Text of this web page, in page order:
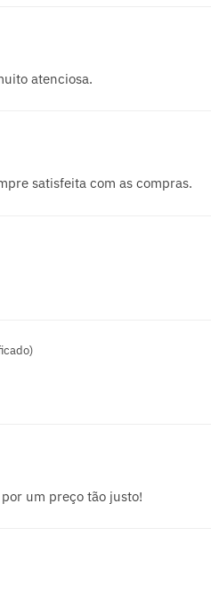
atenciosa.
satisfeita com as compras.
um preço tão justo!